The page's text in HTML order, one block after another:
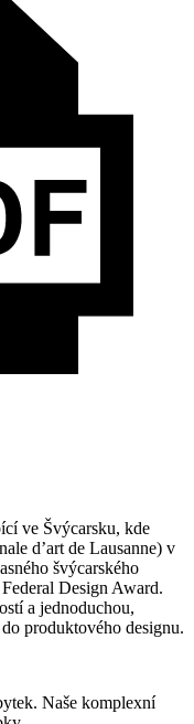
ve Švýcarsku, kde
d’art de Lausanne) v
švýcarského
Design Award.
a jednoduchou,
produktového designu.
Naše komplexní